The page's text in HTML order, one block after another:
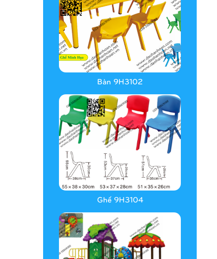
Bàn 9H3102
Ghế 9H3104